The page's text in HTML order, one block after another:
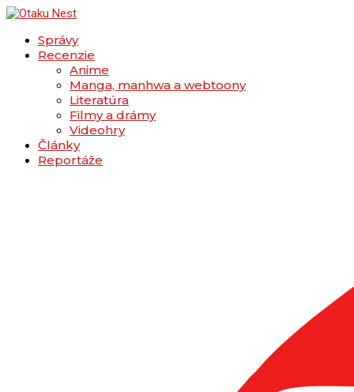
Správy
Recenzie
Anime
Manga, manhwa a webtoony
Literatúra
Filmy a drámy
Videohry
Články
Reportáže